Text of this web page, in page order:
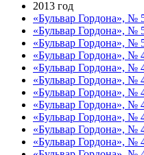
2013 год
«Бульвар Гордона», №
«Бульвар Гордона», №
«Бульвар Гордона», №
«Бульвар Гордона», №
«Бульвар Гордона», №
«Бульвар Гордона», №
«Бульвар Гордона», №
«Бульвар Гордона», №
«Бульвар Гордона», №
«Бульвар Гордона», №
«Бульвар Гордона», №